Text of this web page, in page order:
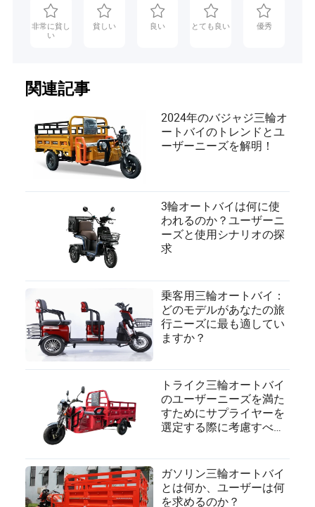
非常に貧し
い
貧しい 良い とても良い 優秀
関連記事
2024年のバジャジ三輪オ
ートバイのトレンドとユ
ーザーニーズを解明！
3輪オートバイは何に使
われるのか？ユーザーニ
ーズと使用シナリオの探
求
乗客用三輪オートバイ：
どのモデルがあなたの旅
行ニーズに最も適してい
ますか？
トライク三輪オートバイ
のユーザーニーズを満た
すためにサプライヤーを
選定する際に考慮すべき
ガソリン三輪オートバイ
とは何か、ユーザーは何
を求めるのか？